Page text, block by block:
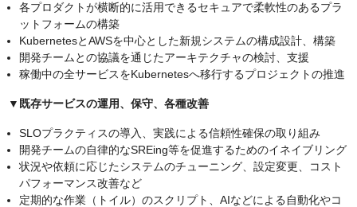
各プロダクトが横断的に活用できるセキュアで柔軟性のあるプラ
ットフォームの構築
KubernetesとAWSを中心とした新規システムの構成設計、構築
開発チームとの協議を通じたアーキテクチャの検討、支援
稼働中の全サービスをKubernetesへ移行するプロジェクトの推進
▼既存サービスの運用、保守、各種改善
SLOプラクティスの導入、実践による信頼性確保の取り組み
開発チームの自律的なSREing等を促進するためのイネイブリング
状況や依頼に応じたシステムのチューニング、設定変更、コスト
パフォーマンス改善など
定期的な作業（トイル）のスクリプト、AIなどによる自動化やコ